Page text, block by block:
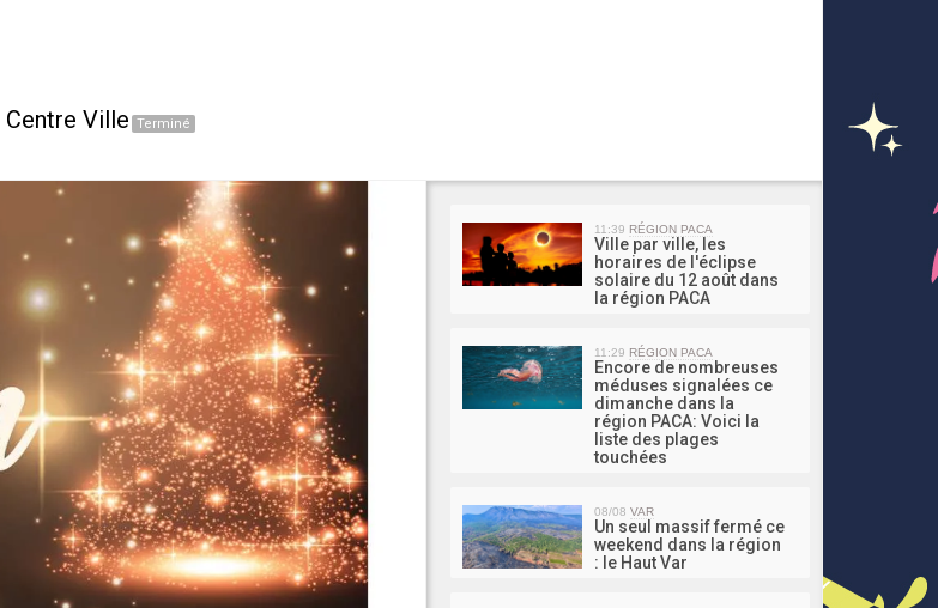
Centre Ville Terminé
11:39 RÉGION PACA
Ville par ville, les
horaires de l'éclipse
solaire du 12 août dans
la région PACA
11:29 RÉGION PACA
Encore de nombreuses
méduses signalées ce
dimanche dans la
région PACA: Voici la
liste des plages
touchées
08/08 VAR
Un seul massif fermé ce
weekend dans la région
: le Haut Var